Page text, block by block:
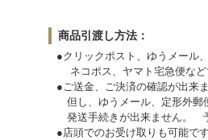
商品引渡し方法：
●クリックポスト、ゆうメール
ネコポス、ヤマト宅急便など
●ご送金、ご決済の確認が出来
但し、ゆうメール、定形外郵
発送手続きが出来ませ
●店頭でのお受け取りも可能です